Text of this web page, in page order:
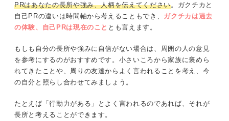
PRはあなたの長所や強み、人柄を伝えてください。ガクチカと
自己PRの違いは時間軸から考えることもでき、 ガクチカは過去
の体験、自己PRは現在のこと とも言えます。
もしも自分の長所や強みに自信がない場合は、周囲の人の意見
を参考にするのがおすすめです。小さいころから家族に褒めら
れてきたことや、周りの友達からよく言われることを考え、今
の自分と照らし合わせてみましょう。
たとえば「行動力がある」とよく言われるのであれば、それが
長所と考えることができます。